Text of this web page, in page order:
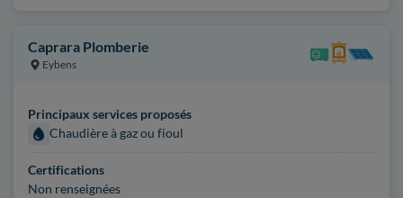
Caprara Plomberie
Eybens
Principaux services proposés
Chaudière à gaz ou fioul
Certifications
Non renseignées